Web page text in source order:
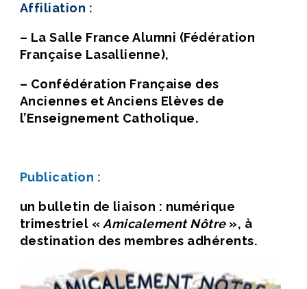
Affiliation :
– La Salle France Alumni (Fédération
Française Lasallienne),
– Confédération Française des
Anciennes et Anciens Elèves de
l’Enseignement Catholique.
Publication :
un bulletin de liaison : numérique
trimestriel « Amicalement Nôtre», à
destination des membres adhérents.